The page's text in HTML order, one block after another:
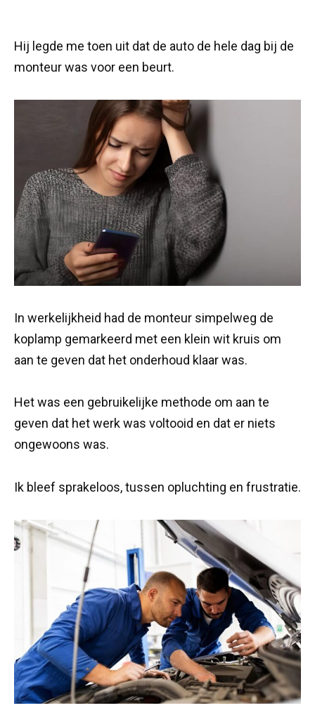
Hij legde me toen uit dat de auto de hele dag bij de
monteur was voor een beurt.
In werkelijkheid had de monteur simpelweg de
koplamp gemarkeerd met een klein wit kruis om
aan te geven dat het onderhoud klaar was.
Het was een gebruikelijke methode om aan te
geven dat het werk was voltooid en dat er niets
ongewoons was.
Ik bleef sprakeloos, tussen opluchting en frustratie.